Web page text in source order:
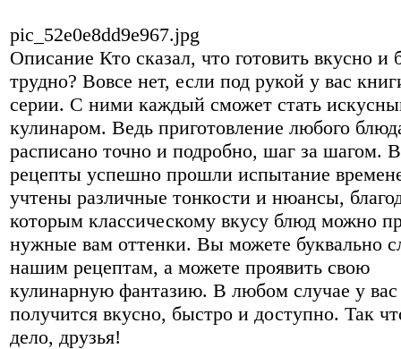
pic_52e0e8dd9e967.jpg
Описание Кто сказал, что готовить вкусно и
трудно? Вовсе нет, если под рукой у вас
серии. С ними каждый сможет стать
кулинаром. Ведь приготовление любого
расписано точно и подробно, шаг за шагом.
рецепты успешно прошли испытание
учтены различные тонкости и нюансы,
которым классическому вкусу блюд можно
нужные вам оттенки. Вы можете буквально
нашим рецептам, а можете проявить свою
кулинарную фантазию. В любом случае у вас
получится вкусно, быстро и доступно. Так
дело, друзья!